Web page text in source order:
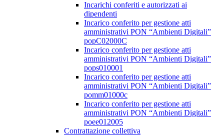
Incarichi conferiti e autorizzati ai
dipendenti
Incarico conferito per gestione atti
amministrativi PON “Ambienti Digitali”
popC02000C
Incarico conferito per gestione atti
amministrativi PON “Ambienti Digitali”
pops010001
Incarico conferito per gestione atti
amministrativi PON “Ambienti Digitali”
pomm01000c
Incarico conferito per gestione atti
amministrativi PON “Ambienti Digitali”
poee012005
Contrattazione collettiva